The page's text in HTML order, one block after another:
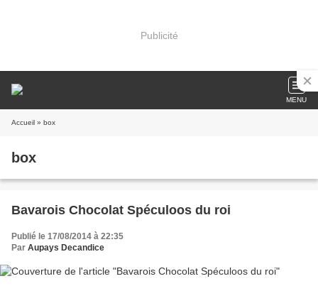
Publicité
MENU
Accueil » box
box
Bavarois Chocolat Spéculoos du roi
Publié le 17/08/2014 à 22:35
Par Aupays Decandice